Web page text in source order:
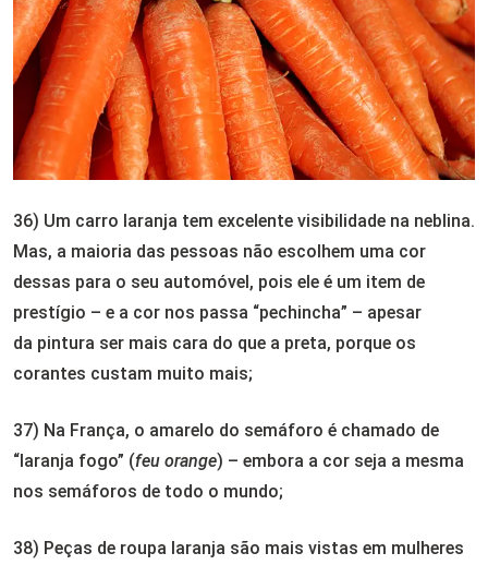
36) Um carro laranja tem excelente visibilidade na neblina.
Mas, a maioria das pessoas não escolhem uma cor
dessas para o seu automóvel, pois ele é um item de
prestígio – e a cor nos passa “pechincha” – apesar
da pintura ser mais cara do que a preta, porque os
corantes custam muito mais;
37) Na França, o amarelo do semáforo é chamado de
“laranja fogo” (feu orange) – embora a cor seja a mesma
nos semáforos de todo o mundo;
38) Peças de roupa laranja são mais vistas em mulheres